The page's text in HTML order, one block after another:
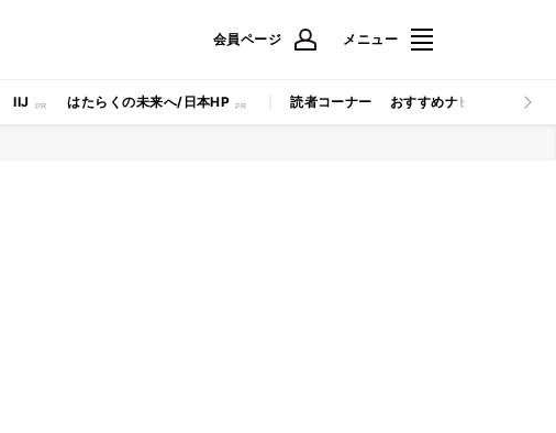
会員ページ メニュー
IIJ はたらくの未来へ/日本HP 読者コーナー おすすめナビ マイナビ